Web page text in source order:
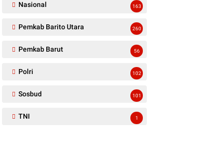
Nasional 163
Pemkab Barito Utara 260
Pemkab Barut 56
Polri 102
Sosbud 101
TNI 1